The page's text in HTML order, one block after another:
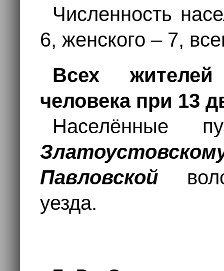
Численность
6, женского – 7,
Всех
человека при 13
Населённые
Павловской
уезда.